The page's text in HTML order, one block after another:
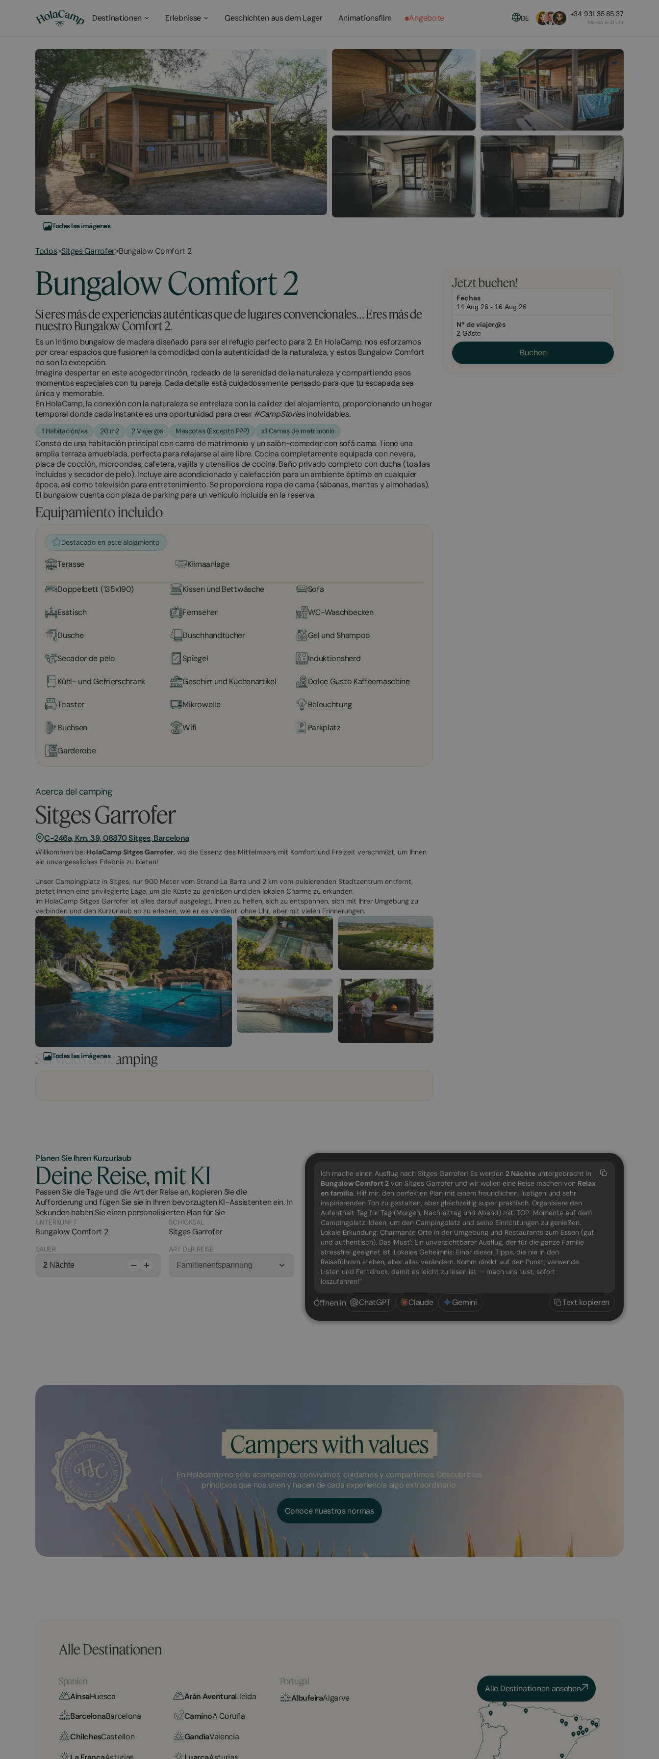
Destinationen Erlebnisse Geschichten aus dem Lager Animationsfilm Angebote DE +34 931 35 85 37
Mo-So 9-21 Uhr
Todas las imágenes
Todos>Sitges Garrofer
2026
2025
>Bungalow Comfort 2
Bungalow Comfort 2
Si eres más de experiencias auténticas que de lugares convencionales… Eres más de
nuestro Bungalow Comfort 2.
Es un íntimo bungalow de madera diseñado para ser el refugio perfecto para 2. En HolaCamp, nos esforzamos
por crear espacios que fusionen la comodidad con la autenticidad de la naturaleza, y estos Bungalow Comfort
no son la excepción.
Imagina despertar en este acogedor rincón, rodeado de la serenidad de la naturaleza y compartiendo esos
momentos especiales con tu pareja. Cada detalle está cuidadosamente pensado para que tu escapada sea
única y memorable.
En HolaCamp, la conexión con la naturaleza se entrelaza con la calidez del alojamiento, proporcionando un hogar
temporal donde cada instante es una oportunidad para crear#CampStoriesinolvidables.
1 Habitación/es 20 m2 2 Viajer@s Mascotas (Excepto PPP) x1 Camas de matrimonio
Consta de una habitación principal con cama de matrimonio y un salón-comedor con sofá cama. Tiene una
amplia terraza amueblada, perfecta para relajarse al aire libre. Cocina completamente equipada con nevera,
placa de cocción, microondas, cafetera, vajilla y utensilios de cocina. Baño privado completo con ducha (toallas
incluidas y secador de pelo). Incluye aire acondicionado y calefacción para un ambiente óptimo en cualquier
época, así como televisión para entretenimiento. Se proporciona ropa de cama (sábanas, mantas y almohadas).
El bungalow cuenta con plaza de parking para un vehículo incluida en la reserva.
Equipamiento incluido
Destacado en este alojamiento
Terasse Klimaanlage
Doppelbett (135x190) Kissen und Bettwäsche Sofa
Esstisch Fernseher WC-Waschbecken
Dusche Duschhandtücher Gel und Shampoo
Secador de pelo Spiegel Induktionsherd
Kühl- und Gefrierschrank Geschirr und Küchenartikel Dolce Gusto Kaffeemaschine
Toaster Mikrowelle Beleuchtung
Buchsen Wifi Parkplatz
Garderobe
Acerca del camping
Sitges Garrofer
C-246a, Km. 39, 08870 Sitges, Barcelona
Willkommen bei HolaCamp Sitges Garrofer, wo die Essenz des Mittelmeers mit Komfort und Freizeit verschmilzt, um Ihnen
ein unvergessliches Erlebnis zu bieten!
Unser Campingplatz in Sitges, nur 900 Meter vom Strand La Barra und 2 km vom pulsierenden Stadtzentrum entfernt,
bietet Ihnen eine privilegierte Lage, um die Küste zu genießen und den lokalen Charme zu erkunden.
Im HolaCamp Sitges Garrofer ist alles darauf ausgelegt, Ihnen zu helfen, sich zu entspannen, sich mit Ihrer Umgebung zu
verbinden und den Kurzurlaub so zu erleben, wie er es verdient: ohne Uhr, aber mit vielen Erinnerungen.
Todas las imágenes
Servicios del camping
Jetzt buchen!
Fechas
Nº de viajer@s
Buchen
Planen Sie Ihren Kurzurlaub
Deine Reise, mit KI
Passen Sie die Tage und die Art der Reise an, kopieren Sie die
Aufforderung und fügen Sie sie in Ihren bevorzugten KI-Assistenten ein. In
Sekunden haben Sie einen personalisierten Plan für Sie
UNTERKUNFT
Bungalow Comfort 2
SCHICKSAL
Sitges Garrofer
DAUER
2 Nächte
ART DER REISE
Familienentspannung
Ich mache einen Ausflug nach Sitges Garrofer! Es werden 2 Nächte untergebracht in
Bungalow Comfort 2 von Sitges Garrofer und wir wollen eine Reise machen von Relax
en família. Hilf mir, den perfekten Plan mit einem freundlichen, lustigen und sehr
inspirierenden Ton zu gestalten, aber gleichzeitig super praktisch. Organisiere den
Aufenthalt Tag für Tag (Morgen, Nachmittag und Abend) mit: TOP-Momente auf dem
Campingplatz: Ideen, um den Campingplatz und seine Einrichtungen zu genießen.
Lokale Erkundung: Charmante Orte in der Umgebung und Restaurants zum Essen (gut
und authentisch). Das 'Must': Ein unverzichtbarer Ausflug, der für die ganze Familie
stressfrei geeignet ist. Lokales Geheimnis: Einer dieser Tipps, die nie in den
Reiseführern stehen, aber alles verändern. Komm direkt auf den Punkt, verwende
Listen und Fettdruck, damit es leicht zu lesen ist — mach uns Lust, sofort
loszufahren!"
Öffnen in ChatGPT Claude Gemini Text kopieren
Campers with values
En Holacamp no solo acampamos: convivimos, cuidamos y compartimos. Descubre los
principios que nos unen y hacen de cada experiencia algo extraordinario.
Conoce nuestros normas
Alle Destinationen
Spanien
AínsaHuesca Arán AventuraLleida
BarcelonaBarcelona CaminoA Coruña
ChilchesCastellon GandíaValencia
Portugal
AlbufeiraAlgarve
Alle Destinationen ansehen